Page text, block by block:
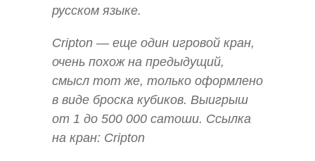
русском языке.
Cripton — еще один игровой кран,
очень похож на предыдущий,
смысл тот же, только оформлено
в виде броска кубиков. Выигрыш
от 1 до 500 000 сатоши. Ссылка
на кран: Cripton